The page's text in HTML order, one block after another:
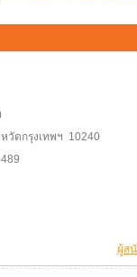
วัดกรุงเทพฯ 10240
ผู้ส